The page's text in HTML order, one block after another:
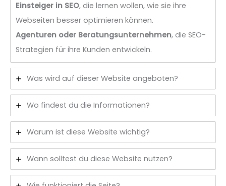
Einsteiger in SEO, die lernen wollen, wie sie ihre
Webseiten besser optimieren können.
Agenturen oder Beratungsunternehmen, die SEO-
Strategien für ihre Kunden entwickeln.
Was wird auf dieser Website angeboten?
Wo findest du die Informationen?
Warum ist diese Website wichtig?
Wann solltest du diese Website nutzen?